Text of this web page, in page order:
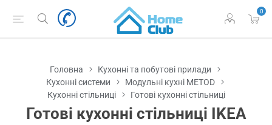
0
Головна
Кухонні та побутові прилади
Кухонні системи
Модульні кухні METOD
Кухонні стільниці
Готові кухонні стільниці
Готові кухонні стільниці IKEA